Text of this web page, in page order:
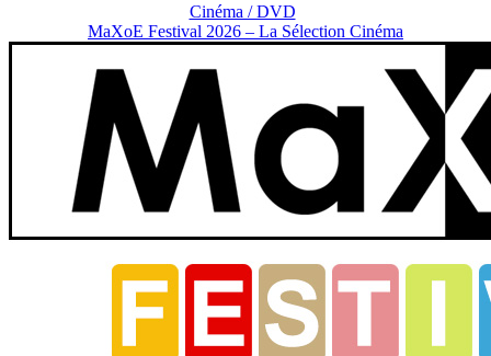
Cinéma / DVD
MaXoE Festival 2026 – La Sélection Cinéma